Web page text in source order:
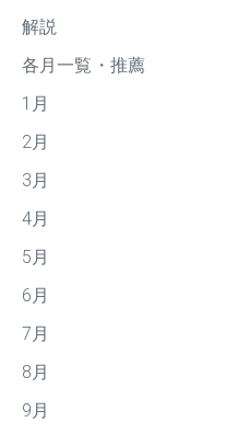
解説
各月一覧・推薦
1月
2月
3月
4月
5月
6月
7月
8月
9月